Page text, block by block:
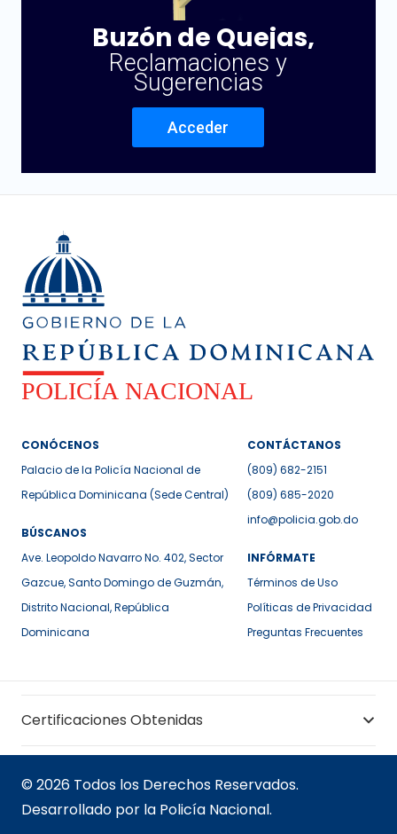
Buzón de Quejas,
Reclamaciones y
Sugerencias
Acceder
CONÓCENOS
Palacio de la Policía Nacional de
República Dominicana (Sede Central)
BÚSCANOS
Ave. Leopoldo Navarro No. 402, Sector
Gazcue, Santo Domingo de Guzmán,
Distrito Nacional, República
Dominicana
CONTÁCTANOS
(809) 682-2151
(809) 685-2020
info@policia.gob.do
INFÓRMATE
Términos de Uso
Políticas de Privacidad
Preguntas Frecuentes
Certificaciones Obtenidas
© 2026 Todos los Derechos Reservados.
Desarrollado por la Policía Nacional.